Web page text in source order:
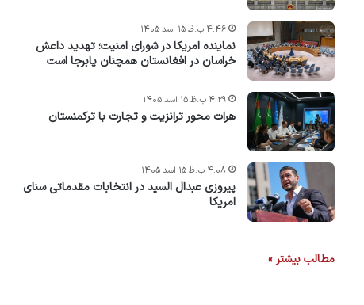
نماینده امریکا در شورای امنیت؛ تهدید داعش
خراسان در افغانستان همچنان پابرجا است
۴:۴۶ ب.ظ ۱۵ اسد ۱۴۰۵
هرات محور ترانزیت و تجارت با ترکمنستان
۴:۲۹ ب.ظ ۱۵ اسد ۱۴۰۵
پیروزی عبدال السید در انتخابات مقدماتی سنای
امریکا
۴:۰۸ ب.ظ ۱۵ اسد ۱۴۰۵
مطالب بیشتر »